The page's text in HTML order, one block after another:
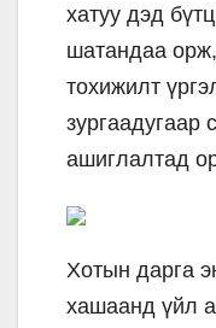
хатуу дэд
шатандаа
тохижилт
зургаадугаар
ашиглалтад
Хотын дарга
хашаанд үйл